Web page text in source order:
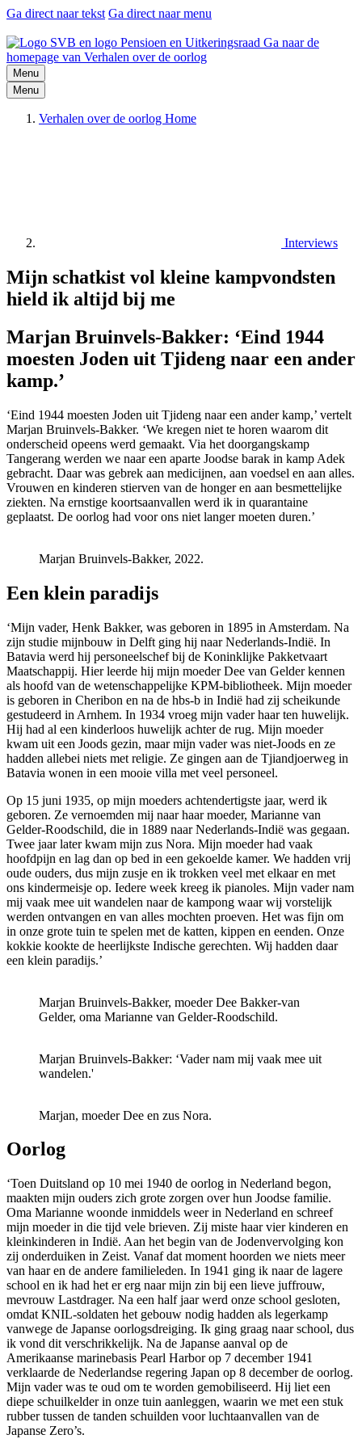
Ga direct naar tekst Ga direct naar menu
Ga naar de
homepage van Verhalen over de oorlog
Menu
Menu
Verhalen over de oorlog Home
Interviews
Mijn schatkist vol kleine kampvondsten
hield ik altijd bij me
Marjan Bruinvels-Bakker: ‘Eind 1944
moesten Joden uit Tjideng naar een ander
kamp.’
‘Eind 1944 moesten Joden uit Tjideng naar een ander kamp,’ vertelt
Marjan Bruinvels-Bakker. ‘We kregen niet te horen waarom dit
onderscheid opeens werd gemaakt. Via het doorgangskamp
Tangerang werden we naar een aparte Joodse barak in kamp Adek
gebracht. Daar was gebrek aan medicijnen, aan voedsel en aan alles.
Vrouwen en kinderen stierven van de honger en aan besmettelijke
ziekten. Na ernstige koortsaanvallen werd ik in quarantaine
geplaatst. De oorlog had voor ons niet langer moeten duren.’
Marjan Bruinvels-Bakker, 2022.
Een klein paradijs
‘Mijn vader, Henk Bakker, was geboren in 1895 in Amsterdam. Na
zijn studie mijnbouw in Delft ging hij naar Nederlands-Indië. In
Batavia werd hij personeelschef bij de Koninklijke Pakketvaart
Maatschappij. Hier leerde hij mijn moeder Dee van Gelder kennen
als hoofd van de wetenschappelijke KPM-bibliotheek. Mijn moeder
is geboren in Cheribon en na de hbs-b in Indië had zij scheikunde
gestudeerd in Arnhem. In 1934 vroeg mijn vader haar ten huwelijk.
Hij had al een kinderloos huwelijk achter de rug. Mijn moeder
kwam uit een Joods gezin, maar mijn vader was niet-Joods en ze
hadden allebei niets met religie. Ze gingen aan de Tjiandjoerweg in
Batavia wonen in een mooie villa met veel personeel.
Op 15 juni 1935, op mijn moeders achtendertigste jaar, werd ik
geboren. Ze vernoemden mij naar haar moeder, Marianne van
Gelder-Roodschild, die in 1889 naar Nederlands-Indië was gegaan.
Twee jaar later kwam mijn zus Nora. Mijn moeder had vaak
hoofdpijn en lag dan op bed in een gekoelde kamer. We hadden vrij
oude ouders, dus mijn zusje en ik trokken veel met elkaar en met
ons kindermeisje op. Iedere week kreeg ik pianoles. Mijn vader nam
mij vaak mee uit wandelen naar de kampong waar wij vorstelijk
werden ontvangen en van alles mochten proeven. Het was fijn om
in onze grote tuin te spelen met de katten, kippen en eenden. Onze
kokkie kookte de heerlijkste Indische gerechten. Wij hadden daar
een klein paradijs.’
Marjan Bruinvels-Bakker, moeder Dee Bakker-van
Gelder, oma Marianne van Gelder-Roodschild.
Marjan Bruinvels-Bakker: ‘Vader nam mij vaak mee uit
wandelen.'
Marjan, moeder Dee en zus Nora.
Oorlog
‘Toen Duitsland op 10 mei 1940 de oorlog in Nederland begon,
maakten mijn ouders zich grote zorgen over hun Joodse familie.
Oma Marianne woonde inmiddels weer in Nederland en schreef
mijn moeder in die tijd vele brieven. Zij miste haar vier kinderen en
kleinkinderen in Indië. Aan het begin van de Jodenvervolging kon
zij onderduiken in Zeist. Vanaf dat moment hoorden we niets meer
van haar en de andere familieleden. In 1941 ging ik naar de lagere
school en ik had het er erg naar mijn zin bij een lieve juffrouw,
mevrouw Lastdrager. Na een half jaar werd onze school gesloten,
omdat KNIL-soldaten het gebouw nodig hadden als legerkamp
vanwege de Japanse oorlogsdreiging. Ik ging graag naar school, dus
ik vond dit verschrikkelijk. Na de Japanse aanval op de
Amerikaanse marinebasis Pearl Harbor op 7 december 1941
verklaarde de Nederlandse regering Japan op 8 december de oorlog.
Mijn vader was te oud om te worden gemobiliseerd. Hij liet een
diepe schuilkelder in onze tuin aanleggen, waarin we met een stuk
rubber tussen de tanden schuilden voor luchtaanvallen van de
Japanse Zero’s.